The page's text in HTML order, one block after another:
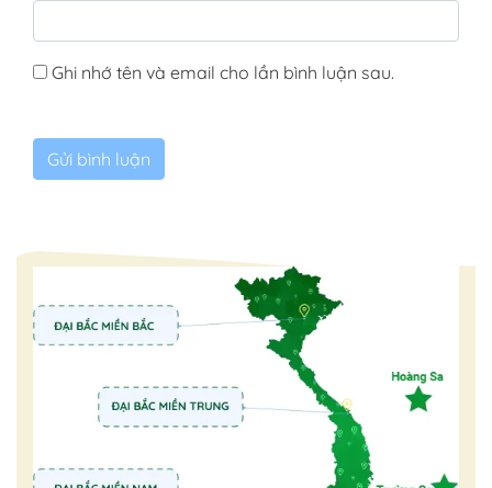
Ghi nhớ tên và email cho lần bình luận sau.